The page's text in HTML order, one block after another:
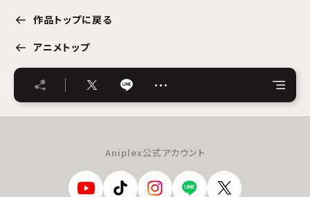
作品トップに戻る
アニメトップ
…
Aniplex公式アカウント